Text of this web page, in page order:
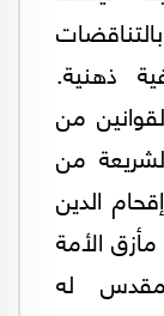
ذهنية.
من
من
الدين
الأمة
له